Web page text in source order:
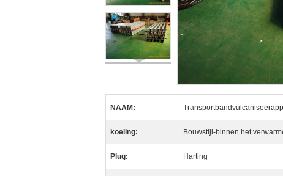
NAAM:
koeling: Bouwstijl-binnen het
Plug: Harting